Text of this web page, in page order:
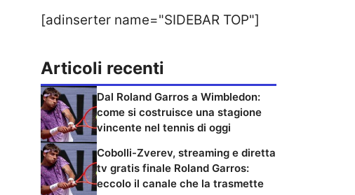
[adinserter name="SIDEBAR TOP"]
Articoli recenti
Dal Roland Garros a Wimbledon:
come si costruisce una stagione
vincente nel tennis di oggi
Cobolli-Zverev, streaming e diretta
tv gratis finale Roland Garros:
eccolo il canale che la trasmette